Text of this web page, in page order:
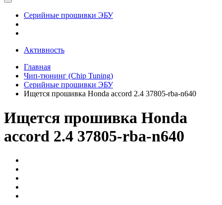
Серийные прошивки ЭБУ
Активность
Главная
Чип-тюнинг (Chip Tuning)
Серийные прошивки ЭБУ
Ищется прошивка Honda accord 2.4 37805-rba-n640
Ищется прошивка Honda
accord 2.4 37805-rba-n640